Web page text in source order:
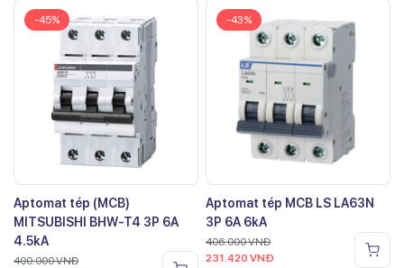
-45%
Aptomat tép (MCB)
MITSUBISHI BHW-T4 3P 6A
4.5kA
400.000VNĐ
-43%
Aptomat tép MCB LS LA63N
3P 6A 6kA
406.000VNĐ
231.420 VNĐ